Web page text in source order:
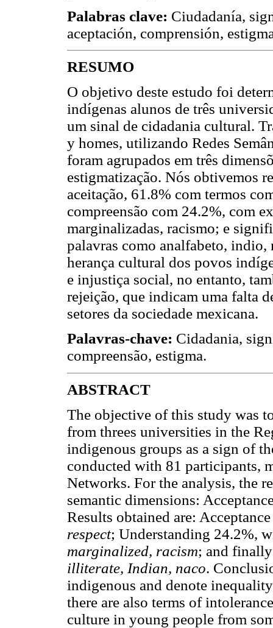
Palabras clave: Ciudadanía,
aceptación, comprensión,
RESUMO
O objetivo deste estudo foi
indígenas alunos de três
um sinal de cidadania cultural.
y homes, utilizando Redes
foram agrupados em três
estigmatização. Nós obtivemos
aceitação, 61.8% com termos
compreensão com 24.2%, com
marginalizadas, racismo; e
palavras como analfabeto, indio,
herança cultural dos povos
e injustiça social, no entanto,
rejeição, que indicam uma falta
setores da sociedade mexicana.
Palavras-chave: Cidadania,
compreensão, estigma.
ABSTRACT
The objective of this study was
from threes universities in the
indigenous groups as a sign of
conducted with 81 participants,
Networks. For the analysis, the
semantic dimensions:
Results obtained are:
respect; Understanding 24.2%,
marginalized, racism; and
illiterate, Indian, naco.
indigenous and denote
there are also terms of
culture in young people from